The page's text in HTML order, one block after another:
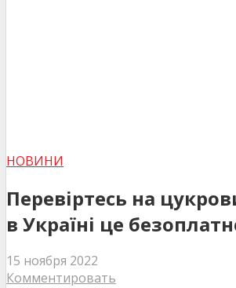
НОВИНИ
Перевіртесь на
в Україні це
15 ноября 2022
Комментировать